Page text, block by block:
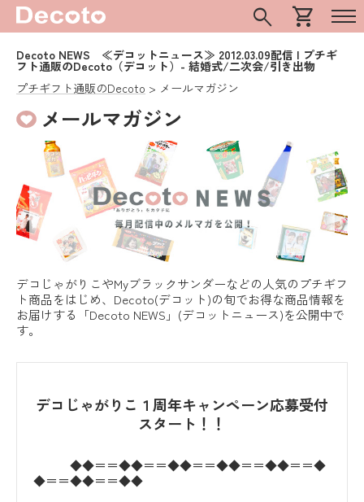
search shopping_cart
Decoto NEWS ≪デコットニュース≫ 2012.03.09配信 | プチギ
フト通販のDecoto（デコット）- 結婚式/二次会/引き出物
プチギフト通販のDecoto
メールマガジン
メールマガジン
デコじゃがりこやMyブラックサンダーなどの人気のプチギフ
ト商品をはじめ、Decoto(デコット)の旬でお得な商品情報を
お届けする「Decoto NEWS」(デコットニュース)を公開中で
す。
デコじゃがりこ１周年キャンペーン応募受付
スタート！！
◆◆＝＝◆◆＝＝◆◆＝＝◆◆＝＝◆◆＝＝◆
◆＝＝◆◆＝＝◆◆